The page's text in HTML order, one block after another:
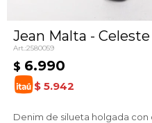
Jean Malta - Celeste
2580059
$ 6.990
$ 5.942
Denim de silueta holgada